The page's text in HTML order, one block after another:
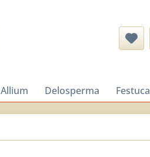
Allium Delosperma Festuca